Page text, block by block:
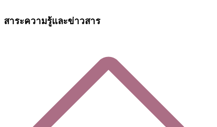
สาระความรู้และข่าวสาร